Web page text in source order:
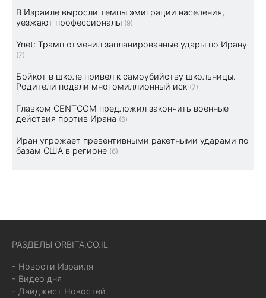
В Израиле выросли темпы эмиграции населения,
уезжают профессионалы (9)
Ynet: Трамп отменил запланированные удары по Ирану
(7)
Бойкот в школе привел к самоубийству школьницы.
Родители подали многомиллионный иск (7)
Главком CENTCOM предложил закончить военные
действия против Ирана (6)
Иран угрожает превентивными ракетными ударами по
базам США в регионе (6)
РАЗДЕЛЫ ORBITA.CO.IL
- Новости Израиля
- Видео дня
- Дайджест Новостей